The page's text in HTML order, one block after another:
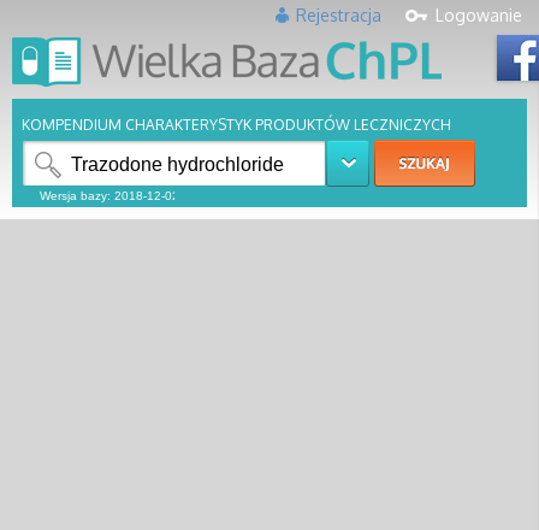
Logowanie
Rejestracja
KOMPENDIUM CHARAKTERYSTYK PRODUKTÓW LECZNICZYCH